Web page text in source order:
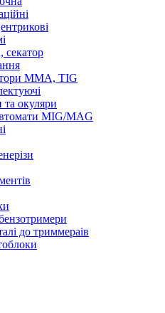
секатор
ММА, TIG
та окуляри
MIG/MAG
до триммераів